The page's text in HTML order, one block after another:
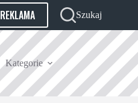
REKLAMA Szukaj
Kategorie